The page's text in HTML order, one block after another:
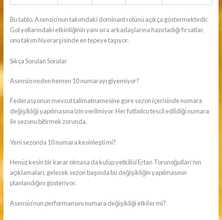
Bu tablo, Asensio’nun takımdaki dominant rolünü açıkça göstermektedir.
Gol yollarındaki etkinliğinin yanı sıra arkadaşlarına hazırladığı fırsatlar,
onu takım hiyerarşisinde en tepeye taşıyor.
Sıkça Sorulan Sorular
Asensio neden hemen 10 numarayı giyemiyor?
Federasyonun mevcut talimatnamesine göre sezon içerisinde numara
değişikliği yapılmasına izin verilmiyor. Her futbolcu tescil edildiği numara
ile sezonu bitirmek zorunda.
Yeni sezonda 10 numara kesinleşti mi?
Henüz kesin bir karar olmasa da kulüp yetkilisi Ertan Torunoğulları’nın
açıklamaları, gelecek sezon başında bu değişikliğin yapılmasının
planlandığını gösteriyor.
Asensio’nun performansını numara değişikliği etkiler mi?